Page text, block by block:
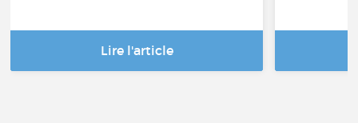
Lire l'article